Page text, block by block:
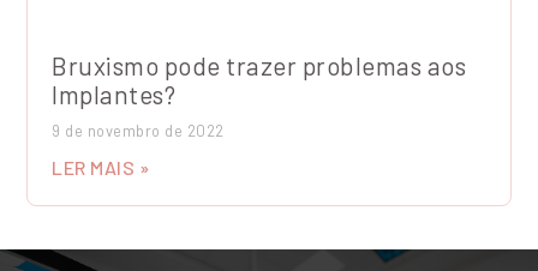
Bruxismo pode trazer problemas aos
Implantes?
9 de novembro de 2022
LER MAIS »